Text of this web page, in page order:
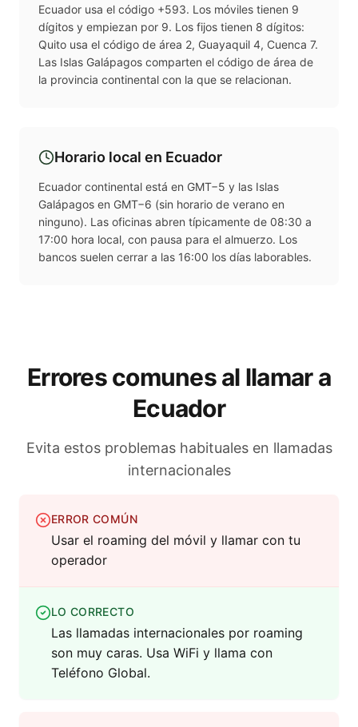
Ecuador usa el código +593. Los móviles tienen 9
dígitos y empiezan por 9. Los fijos tienen 8 dígitos:
Quito usa el código de área 2, Guayaquil 4, Cuenca 7.
Las Islas Galápagos comparten el código de área de
la provincia continental con la que se relacionan.
Horario local en Ecuador
Ecuador continental está en GMT−5 y las Islas
Galápagos en GMT−6 (sin horario de verano en
ninguno). Las oficinas abren típicamente de 08:30 a
17:00 hora local, con pausa para el almuerzo. Los
bancos suelen cerrar a las 16:00 los días laborables.
Errores comunes al llamar a
Ecuador
Evita estos problemas habituales en llamadas
internacionales
ERROR COMÚN
Usar el roaming del móvil y llamar con tu
operador
LO CORRECTO
Las llamadas internacionales por roaming
son muy caras. Usa WiFi y llama con
Teléfono Global.